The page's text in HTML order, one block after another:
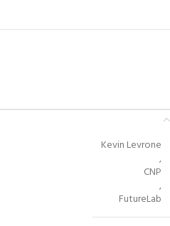
Kevin Levrone
,
CNP
,
FutureLab